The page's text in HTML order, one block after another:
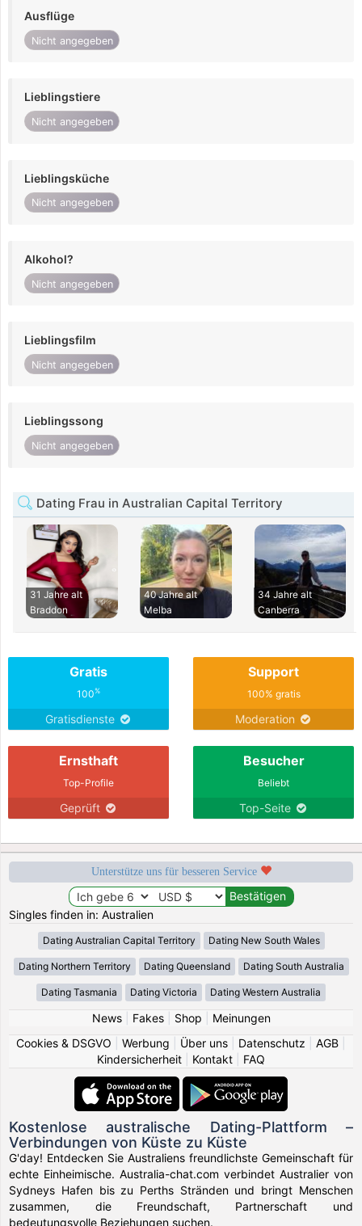
Ausflüge
Nicht angegeben
Lieblingstiere
Nicht angegeben
Lieblingsküche
Nicht angegeben
Alkohol?
Nicht angegeben
Lieblingsfilm
Nicht angegeben
Lieblingssong
Nicht angegeben
Dating Frau in Australian Capital Territory
31 Jahre alt
Braddon
40 Jahre alt
Melba
34 Jahre alt
Canberra
Gratis
100%
Gratisdienste
Support
100% gratis
Moderation
Ernsthaft
Top-Profile
Geprüft
Besucher
Beliebt
Top-Seite
Unterstütze uns für besseren Service
Singles finden in: Australien
Dating Australian Capital Territory Dating New South Wales
Dating Northern Territory Dating Queensland Dating South Australia
Dating Tasmania Dating Victoria Dating Western Australia
News| Fakes| Shop
Meinungen
Cookies & DSGVO
Werbung Über uns Datenschutz AGB
Kindersicherheit
Kontakt FAQ
Kostenlose australische Dating-Plattform –
Verbindungen von Küste zu Küste
G'day! Entdecken Sie Australiens freundlichste Gemeinschaft für
echte Einheimische. Australia-chat.com verbindet Australier von
Sydneys Hafen bis zu Perths Stränden und bringt Menschen
zusammen, die Freundschaft, Partnerschaft und
bedeutungsvolle Beziehungen suchen.